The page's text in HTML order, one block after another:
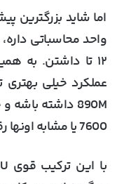
۱۲ تا داشتن. به همین خاطر انتظار می‌ره
7600 یا مشابه اونها رقابت کنه.